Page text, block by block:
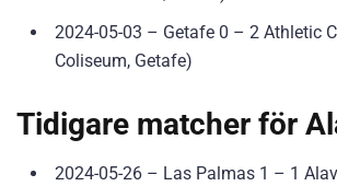
2024-05-03 – Getafe 0 – 2 Athletic
Coliseum, Getafe)
Tidigare matcher för
2024-05-26 – Las Palmas 1 – 1